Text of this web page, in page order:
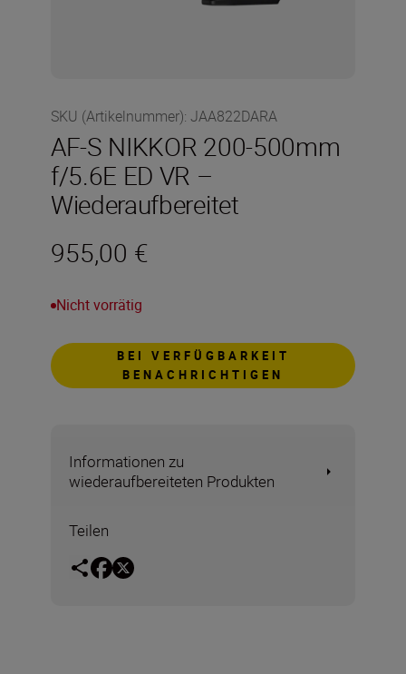
SKU (Artikelnummer): JAA822DARA
AF-S NIKKOR 200-500mm
f/5.6E ED VR –
Wiederaufbereitet
955,00 €
Nicht vorrätig
BEI VERFÜGBARKEIT
BENACHRICHTIGEN
Informationen zu
wiederaufbereiteten Produkten
Teilen